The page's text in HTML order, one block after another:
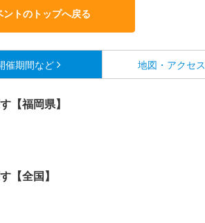
ントのトップへ戻る
催期間など 地図・アクセス
【福岡県】
【全国】